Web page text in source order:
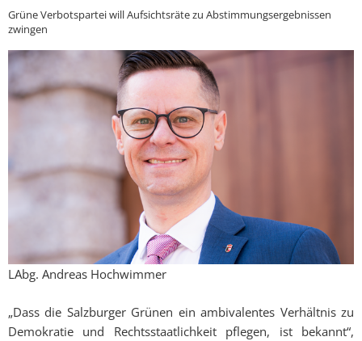
Grüne Verbotspartei will Aufsichtsräte zu Abstimmungsergebnissen
zwingen
LAbg. Andreas Hochwimmer
„Dass die Salzburger Grünen ein ambivalentes Verhältnis zu
Demokratie und Rechtsstaatlichkeit pflegen, ist bekannt“,